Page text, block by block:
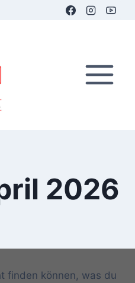
2026
finden können, was du